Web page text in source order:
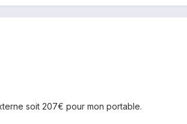
soit 207€ pour mon portable.